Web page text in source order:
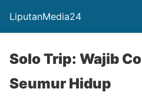
LiputanMedia24
Solo Trip: Wajib
Seumur Hidup